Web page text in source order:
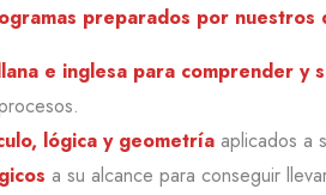
preparados por nuestros
e inglesa para comprender y
lógica y geometríaaplicados a
a su alcance para conseguir